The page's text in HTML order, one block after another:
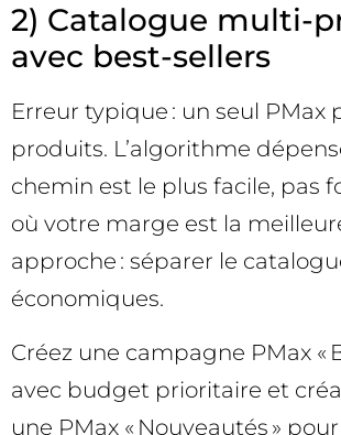
2) Catalogue multi-
avec best-sellers
Erreur typique : un seul PMax
produits. L’algorithme
chemin est le plus facile, pas
où votre marge est la
approche : séparer le
économiques.
Créez une campagne PMax «
avec budget prioritaire et
une PMax « Nouveautés »